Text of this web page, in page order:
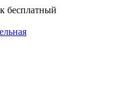
бесплатный